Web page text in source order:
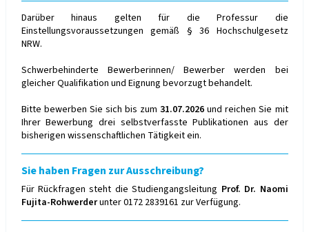
Darüber hinaus gelten für die Professur die
Einstellungsvoraussetzungen gemäß § 36 Hochschulgesetz
NRW.
Schwerbehinderte Bewerberinnen/ Bewerber werden bei
gleicher Qualifikation und Eignung bevorzugt behandelt.
Bitte bewerben Sie sich bis zum31.07.2026 und reichen Sie mit
Ihrer Bewerbung drei selbstverfasste Publikationen aus der
bisherigen wissenschaftlichen Tätigkeit ein.
Sie haben Fragen zur Ausschreibung?
Für Rückfragen steht die Studiengangsleitung Prof. Dr. Naomi
Fujita-Rohwerderunter 0172 2839161 zur Verfügung.